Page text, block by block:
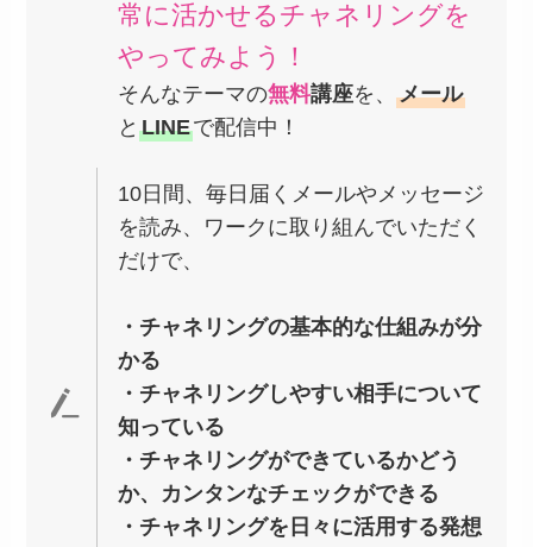
常に活かせるチャネリングを
やってみよう！
そんなテーマの無料講座を、 メール
と LINEで配信中！
10日間、毎日届くメールやメッセージ
を読み、ワークに取り組んでいただく
だけで、
・チャネリングの基本的な仕組みが分
かる
・チャネリングしやすい相手について
知っている
・チャネリングができているかどう
か、カンタンなチェックができる
・チャネリングを日々に活用する発想